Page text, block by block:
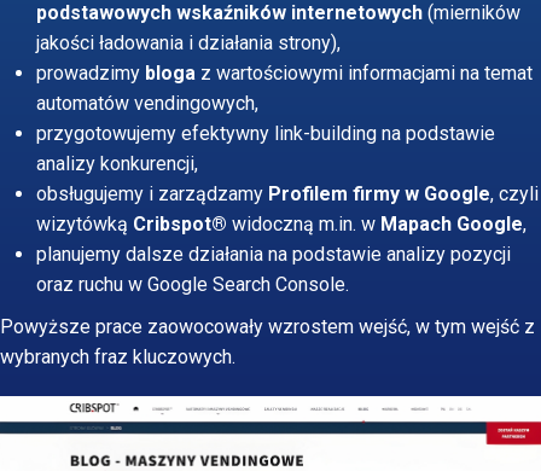
podstawowych wskaźników internetowych (mierników
jakości ładowania i działania strony),
prowadzimy bloga z wartościowymi informacjami na temat
automatów vendingowych,
przygotowujemy efektywny link-building na podstawie
analizy konkurencji,
obsługujemy i zarządzamy Profilem firmy w Google, czyli
wizytówką Cribspot® widoczną m.in. w Mapach Google,
planujemy dalsze działania na podstawie analizy pozycji
oraz ruchu w Google Search Console.
Powyższe prace zaowocowały wzrostem wejść, w tym wejść z
wybranych fraz kluczowych.